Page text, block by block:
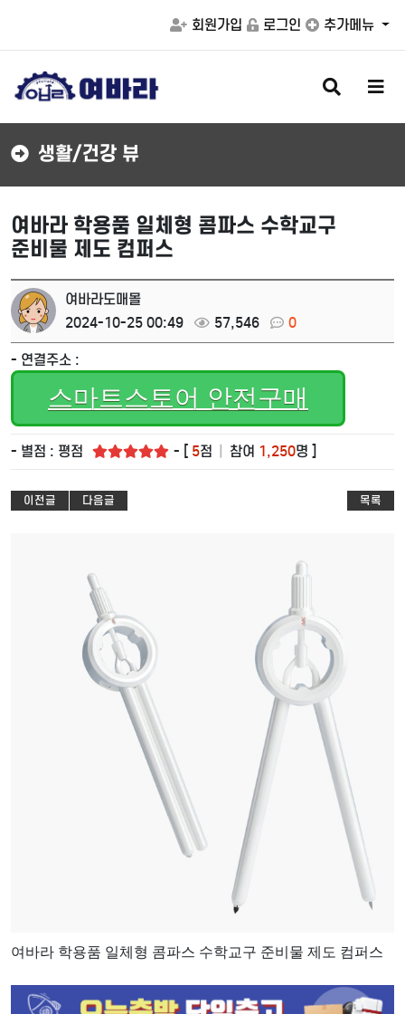
회원가입 로그인 추가메뉴
검
색
버
메
버
생활/건강 뷰
여바라 학용품 일체형 콤파스 수학교구
준비물 제도 컴퍼스
여바라도매몰
2024-10-25 00:49
57,546 0
- 연결주소 :
스마트스토어 안전구매
- 별점 : 평점 - [ 5점 참여 1,250명 ]
이전글 다음글 목록
여바라 학용품 일체형 콤파스 수학교구 준비물 제도 컴퍼스